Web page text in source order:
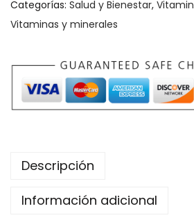
Categorías: Salud y Bienestar,
Vitaminas y minerales
Descripción
Información adicional